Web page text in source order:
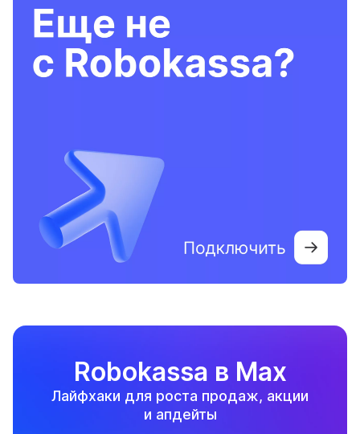
Robokassa в Max
Лайфхаки для роста продаж, акции
и апдейты